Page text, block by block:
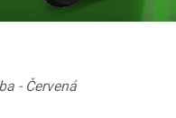
- Červená